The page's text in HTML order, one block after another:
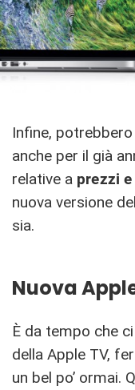
Infine,
anche per il già
relative a prezzi
nuova versione
sia.
Nuova
È da tempo che
della Apple TV,
un bel po’ ormai.